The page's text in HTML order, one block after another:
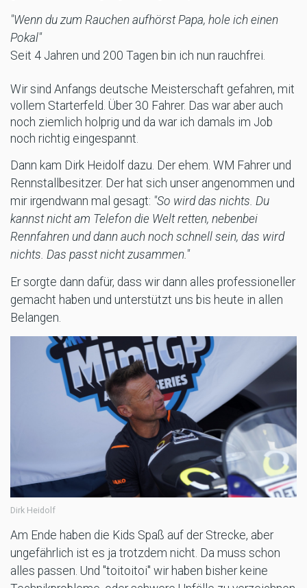
"Wenn du zum Rauchen aufhörst Papa, hole ich einen
Pokal"
Seit 4 Jahren und 200 Tagen bin ich nun rauchfrei.
Wir sind Anfangs deutsche Meisterschaft gefahren, mit
vollem Starterfeld. Über 30 Fahrer. Das war aber auch
noch ziemlich holprig und da war ich damals im Job
noch richtig eingespannt.
Dann kam Dirk Heidolf dazu. Der ehem. WM Fahrer und
Rennstallbesitzer. Der hat sich unser angenommen und
mir irgendwann mal gesagt: "So wird das nichts. Du
kannst nicht am Telefon die Welt retten, nebenbei
Rennfahren und dann auch noch schnell sein, das wird
nichts. Das passt nicht zusammen."
Er sorgte dann dafür, dass wir dann alles professioneller
gemacht haben und unterstützt uns bis heute in allen
Belangen.
Dirk Heidolf
Am Ende haben die Kids Spaß auf der Strecke, aber
ungefährlich ist es ja trotzdem nicht. Da muss schon
alles passen. Und "toitoitoi" wir haben bisher keine